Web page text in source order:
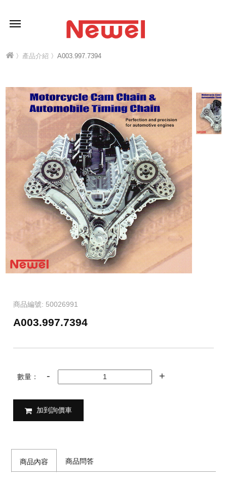
〉 產品介紹 〉A003.997.7394
商品編號: 50026991
A003.997.7394
數量：
加到詢價車
商品內容 商品問答